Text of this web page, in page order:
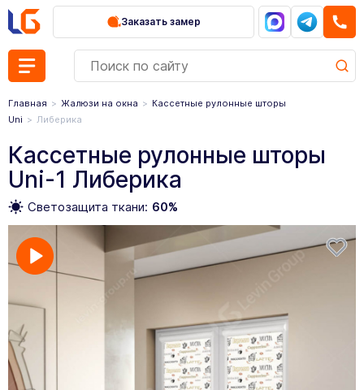
Заказать замер
Главная Жалюзи на окна
Кассетные рулонные шторы
Uni
Либерика
Кассетные рулонные шторы
Uni-1 Либерика
Светозащита ткани: 60%